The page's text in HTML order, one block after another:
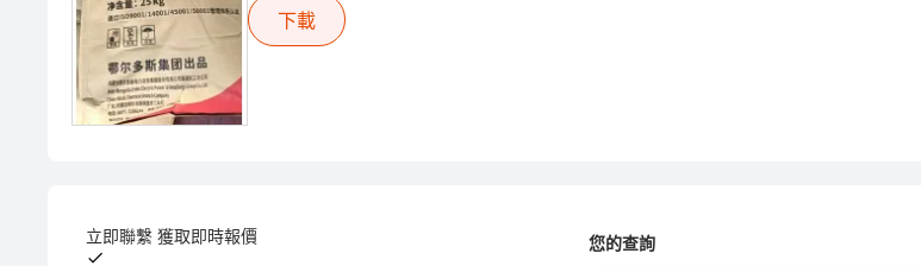
下載
立即聯繫 獲取即時報價 您的查詢